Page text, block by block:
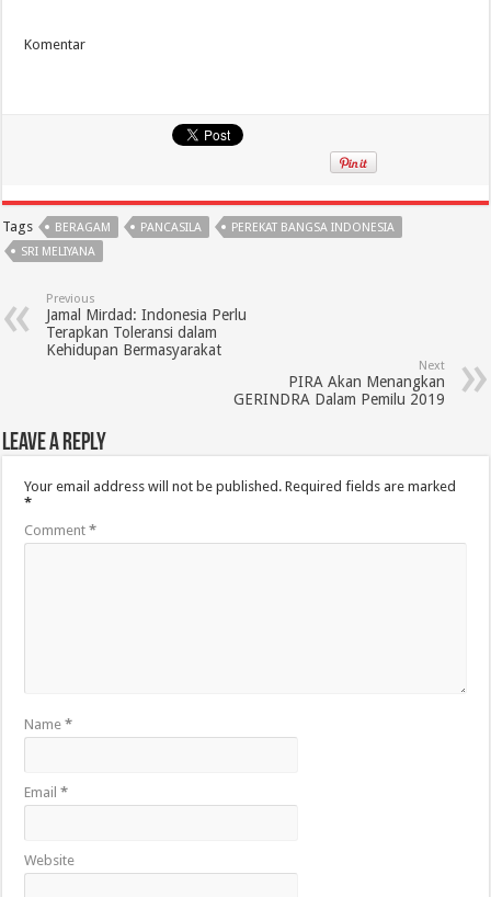
Komentar
Tags BERAGAM PANCASILA
PEREKAT BANGSA INDONESIA
SRI MELIYANA
Previous
Jamal Mirdad: Indonesia Perlu
Terapkan Toleransi dalam
Kehidupan Bermasyarakat
Next
PIRA Akan Menangkan
GERINDRA Dalam Pemilu 2019
Leave a Reply
Your email address will not be published. Required fields are marked
*
Comment*
Name*
Email*
Website